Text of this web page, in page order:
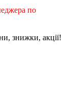
по
, знижки, акції!